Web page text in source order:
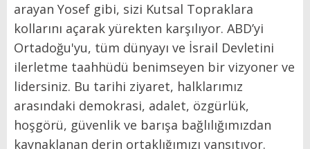
arayan Yosef gibi, sizi Kutsal Topraklara
kollarını açarak yürekten karşılıyor. ABD’yi
Ortadoğu'yu, tüm dünyayı ve İsrail Devletini
ilerletme taahhüdü benimseyen bir vizyoner ve
lidersiniz. Bu tarihi ziyaret, halklarımız
arasındaki demokrasi, adalet, özgürlük,
hoşgörü, güvenlik ve barışa bağlılığımızdan
kaynaklanan derin ortaklığımızı yansıtıyor.